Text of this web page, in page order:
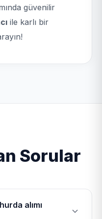
güvenilir
ile karlı bir
Sorular
alımı